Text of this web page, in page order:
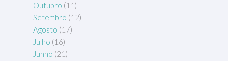
Outubro (11)
Setembro (12)
Agosto (17)
Julho (16)
Junho (21)